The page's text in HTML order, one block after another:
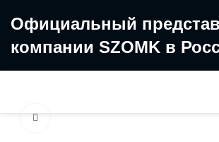
Официальный
компании SZOMK в